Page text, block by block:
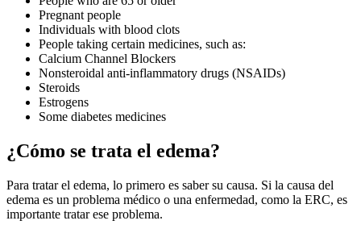
Pregnant people
Individuals with blood clots
People taking certain medicines, such as:
Calcium Channel Blockers
Nonsteroidal anti-inflammatory drugs (NSAIDs)
Steroids
Estrogens
Some diabetes medicines
¿Cómo se trata el edema?
Para tratar el edema, lo primero es saber su causa. Si la causa del
edema es un problema médico o una enfermedad, como la ERC, es
importante tratar ese problema.